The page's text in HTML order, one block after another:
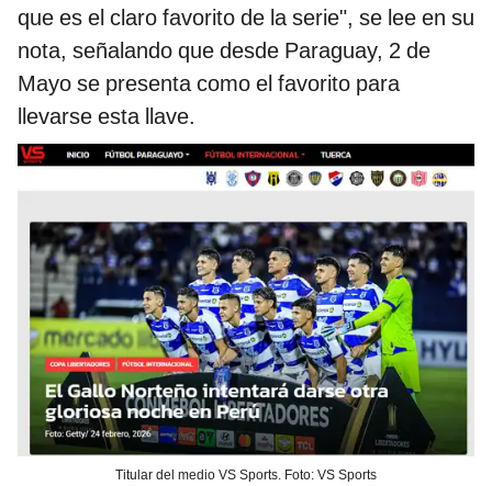
que es el claro favorito de la serie", se lee en su
nota, señalando que desde Paraguay, 2 de
Mayo se presenta como el favorito para
llevarse esta llave.
Titular del medio VS Sports. Foto: VS Sports